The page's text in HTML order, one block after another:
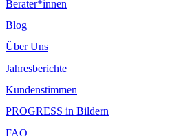
Berater*innen
Blog
Über Uns
Jahresberichte
Kundenstimmen
PROGRESS in Bildern
FAQ